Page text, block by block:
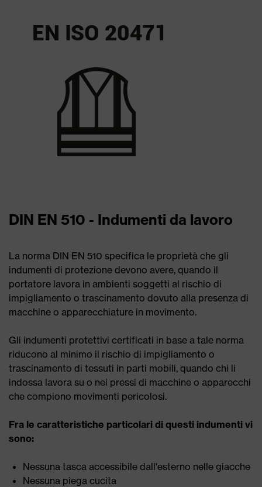
DIN EN 510 - Indumenti da lavoro
La norma DIN EN 510 specifica le proprietà che gli
indumenti di protezione devono avere, quando il
portatore lavora in ambienti soggetti al rischio di
impigliamento o trascinamento dovuto alla presenza di
macchine o apparecchiature in movimento.
Gli indumenti protettivi certificati in base a tale norma
riducono al minimo il rischio di impigliamento o
trascinamento di tessuti in parti mobili, quando chi li
indossa lavora su o nei pressi di macchine o apparecchi
che compiono movimenti pericolosi.
Fra le caratteristiche particolari di questi indumenti vi
sono:
Nessuna tasca accessibile dall'esterno nelle giacche
Nessuna piega cucita